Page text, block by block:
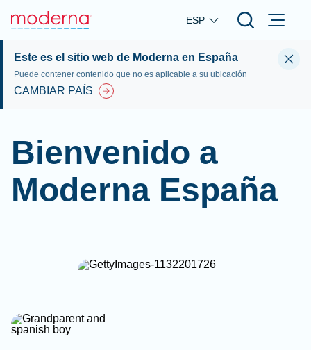
Skip to main content
ESP
Este es el sitio web de Moderna en España
Puede contener contenido que no es aplicable a su ubicación
CAMBIAR PAÍS
Bienvenido a
Moderna España